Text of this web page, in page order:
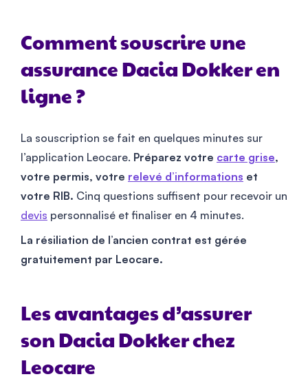
Comment souscrire une
assurance Dacia Dokker en
ligne ?
La souscription se fait en quelques minutes sur
l’application Leocare. Préparez votre carte grise,
votre permis, votre relevé d’informations et
votre RIB. Cinq questions suffisent pour recevoir un
devis personnalisé et finaliser en 4 minutes.
La résiliation de l’ancien contrat est gérée
gratuitement par Leocare.
Les avantages d’assurer
son Dacia Dokker chez
Leocare